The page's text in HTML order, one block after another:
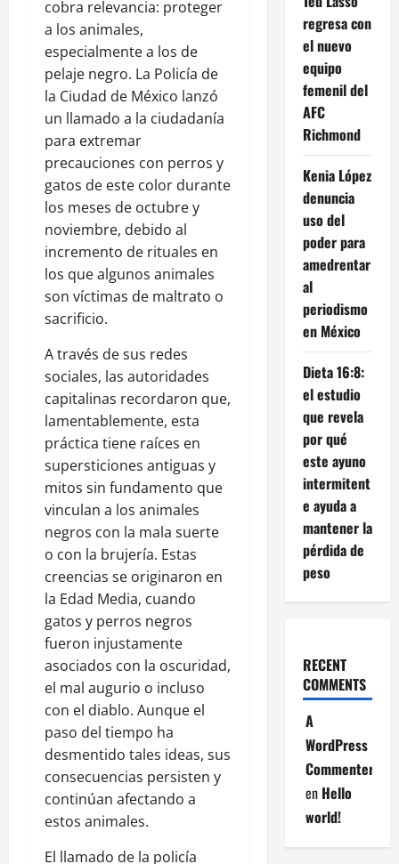
cobra relevancia: proteger
a los animales,
especialmente a los de
pelaje negro. La Policía de
la Ciudad de México lanzó
un llamado a la ciudadanía
para extremar
precauciones con perros y
gatos de este color durante
los meses de octubre y
noviembre, debido al
incremento de rituales en
los que algunos animales
son víctimas de maltrato o
sacrificio.
A través de sus redes
sociales, las autoridades
capitalinas recordaron que,
lamentablemente, esta
práctica tiene raíces en
supersticiones antiguas y
mitos sin fundamento que
vinculan a los animales
negros con la mala suerte
o con la brujería. Estas
creencias se originaron en
la Edad Media, cuando
gatos y perros negros
fueron injustamente
asociados con la oscuridad,
el mal augurio o incluso
con el diablo. Aunque el
paso del tiempo ha
desmentido tales ideas, sus
consecuencias persisten y
continúan afectando a
estos animales.
El llamado de la policía
regresa con
el nuevo
equipo
femenil del
AFC
Richmond
Kenia López
denuncia
uso del
poder para
amedrentar
al
periodismo
en México
Dieta 16:8:
el estudio
que revela
por qué
este ayuno
intermitent
e ayuda a
mantener la
pérdida de
peso
RECENT
COMMENTS
A
WordPress
Commenter
en Hello
world!